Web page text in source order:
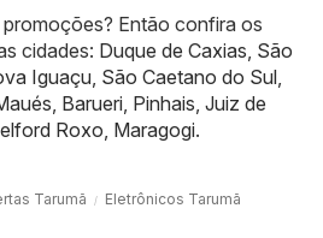
Então confira os
cidades: Duque de Caxias, São
Iguaçu, São Caetano do Sul,
, Barueri, Pinhais, Juiz de
Roxo, Maragogi.
Tarumã Eletrônicos Tarumã